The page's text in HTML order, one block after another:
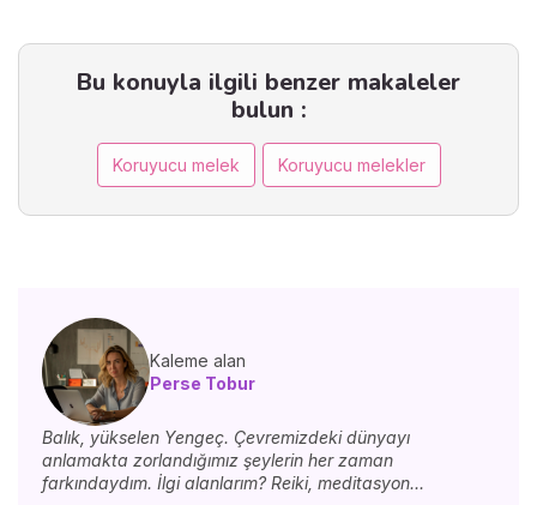
Bu konuyla ilgili benzer makaleler
bulun :
Koruyucu melek Koruyucu melekler
Kaleme alan
Perse Tobur
Balık, yükselen Yengeç. Çevremizdeki dünyayı
anlamakta zorlandığımız şeylerin her zaman
farkındaydım. İlgi alanlarım? Reiki, meditasyon...